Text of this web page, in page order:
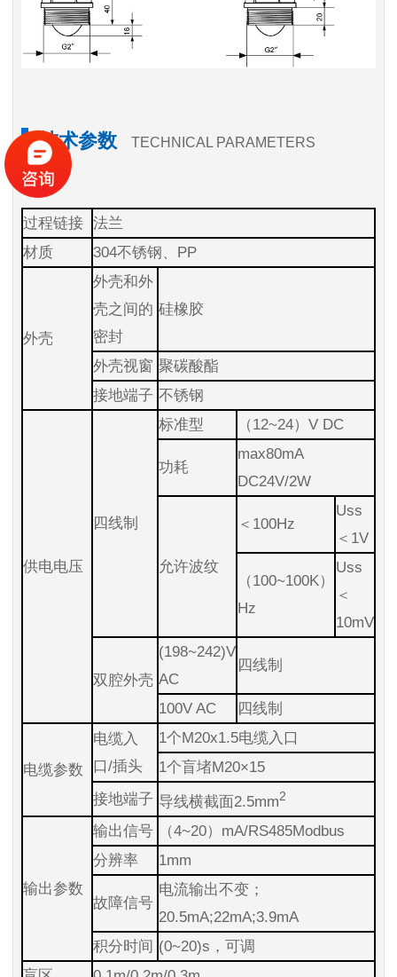
技术参数 TECHNICAL PARAMETERS
过程链接 法兰
材质
304不锈钢、PP
外壳
外壳和外
壳之间的
密封
硅橡胶
外壳视窗 聚碳酸酯
接地端子 不锈钢
供电电压
四线制
标准型 （12~24）V DC
功耗
max80mA
DC24V/2W
允许波纹
＜100Hz
Uss
＜1V
（100~100K）
Hz
Uss
＜
10mV
双腔外壳
(198~242)V
AC
四线制
100V AC 四线制
电缆参数
电缆入
口/插头
1个M20x1.5电缆入口
1个盲堵M20×15
接地端子 导线横截面2.5mm2
输出参数
输出信号
（4~20）mA/RS485Modbus
分辨率
1mm
故障信号
电流输出不变；
20.5mA;22mA;3.9mA
积分时间 (0~20)s，可调